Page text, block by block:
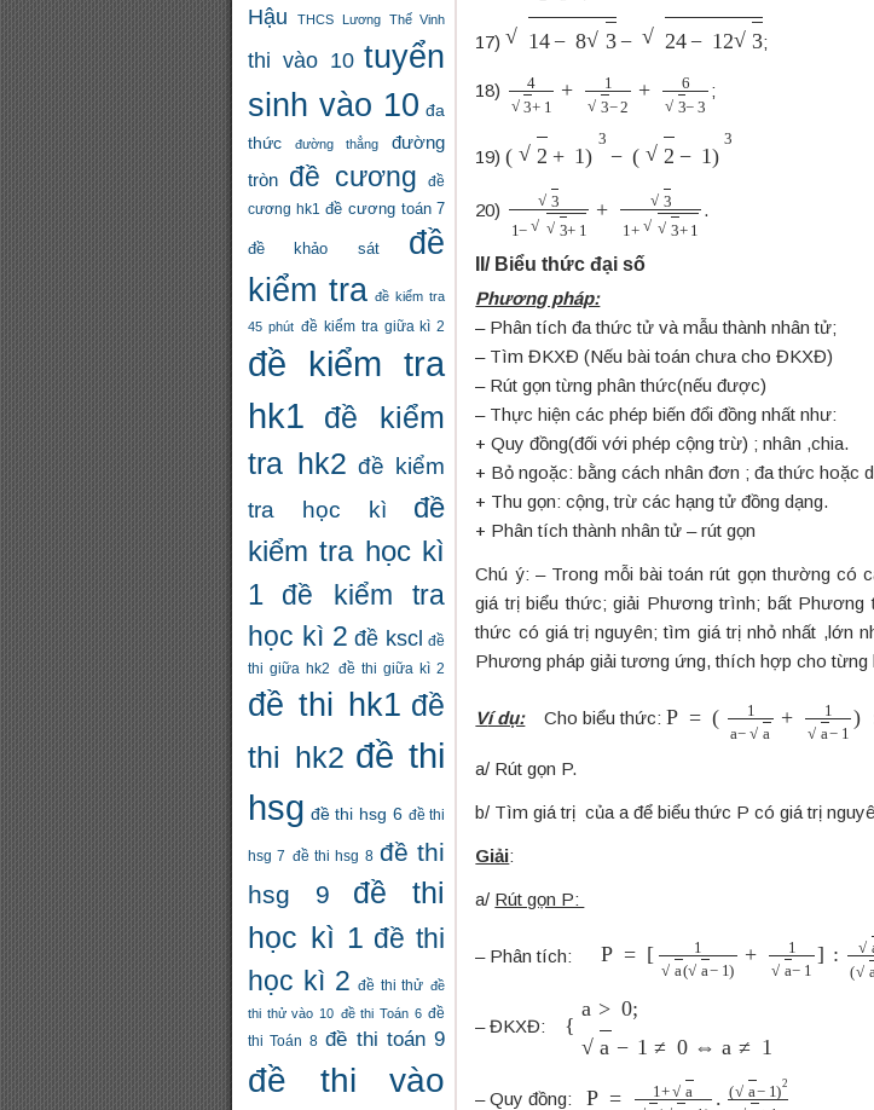
Hậu
THCS Lương Thế Vinh
thi vào 10 tuyển
sinh vào 10 đa
thức
đường thẳng
đường
tròn đề cương
đề
cương hk1
đề cương toán 7
đề khảo sát
đề
kiểm tra đề kiểm tra
45 phút đề kiểm tra giữa kì 2
đề kiểm tra
hk1
đề kiểm
tra hk2 đề kiểm
tra học kì
đề
kiểm tra học kì
1
đề kiểm tra
học kì 2 đề kscl đề
thi giữa hk2 đề thi giữa kì 2
đề thi hk1 đề
thi hk2 đề thi
hsg đề thi hsg 6 đề thi
hsg 7 đề thi hsg 8 đề thi
hsg 9
đề thi
học kì 1 đề thi
học kì 2 đề thi thử đề
thi thử vào 10 đề thi Toán 6 đề
thi Toán 8 đề thi toán 9
đề thi vào
17)14− 8 −24 −12 3 ;
18) 3+ + 2 3 ;
19)( 2 +1 )3 −(2− 3
20) −3+ +1 .
II/ Biểu thức đại số
Phương pháp:
– Phân tích đa thức tử và mẫu thành nhân tử;
– Tìm ĐKXĐ (Nếu bài toán chưa cho ĐKXĐ)
– Rút gọn từng phân thức(nếu được)
– Thực hiện các phép biến đổi đồng nhất như:
+ Quy đồng(đối với phép cộng trừ) ; nhân ,chia.
+ Bỏ ngoặc: bằng cách nhân đơn ; đa thức hoặc
+ Thu gọn: cộng, trừ các hạng tử đồng dạng.
+ Phân tích thành nhân tử – rút gọn
Chú ý: – Trong mỗi bài toán rút gọn thường có
giá trị biểu thức; giải Phương trình; bất Phương
thức có giá trị nguyên; tìm giá trị nhỏ nhất ,lớn
Phương pháp giải tương ứng, thích hợp cho từng
Ví dụ:Cho biểu thức:P a a+ a 1
a/ Rút gọn P.
b/ Tìm giá trị của a để biểu thức P có giá trị
Giải:
a/ Rút gọn P:
– Phân tích:P a 1 − a 1( 1)
– ĐKXĐ: { a> 0; a−
– Quy đồng:P a(a −
(a a+1